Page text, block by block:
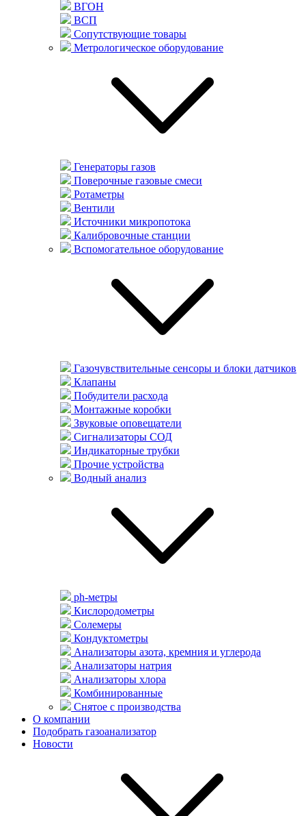
ВГОН
ВСП
Сопутствующие товары
Метрологическое оборудование
Генераторы газов
Поверочные газовые смеси
Ротаметры
Вентили
Источники микропотока
Калибровочные станции
Вспомогательное оборудование
Газочувствительные сенсоры и блоки датчиков
Клапаны
Побудители расхода
Монтажные коробки
Звуковые оповещатели
Сигнализаторы СОД
Индикаторные трубки
Прочие устройства
Водный анализ
ph-метры
Кислородометры
Солемеры
Кондуктометры
Анализаторы азота, кремния и углерода
Анализаторы натрия
Анализаторы хлора
Комбинированные
Снятое с производства
О компании
Подобрать газоанализатор
Новости